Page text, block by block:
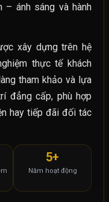
– ánh sáng và hành
xây dựng trên hệ
thực tế khách
tham khảo và lựa
đẳng cấp, phù hợp
hay tiếp đãi đối tác
5+
Năm hoạt động